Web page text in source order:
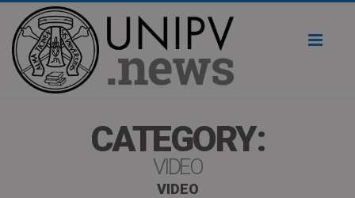
CATEGORY:
VIDEO
VIDEO